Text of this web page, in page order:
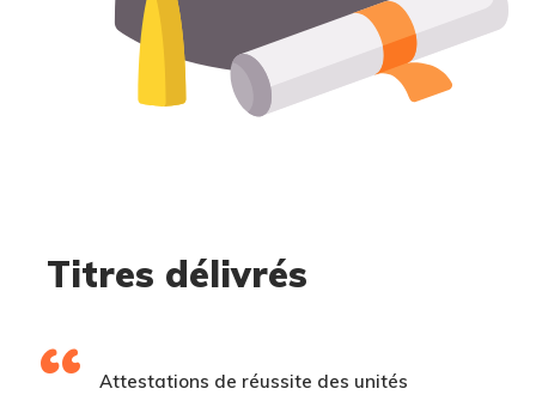
Titres délivrés
Attestations de réussite des unités